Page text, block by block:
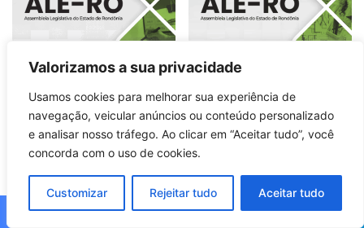
Valorizamos a sua privacidade
Usamos cookies para melhorar sua experiência de
navegação, veicular anúncios ou conteúdo personalizado
e analisar nosso tráfego. Ao clicar em “Aceitar tudo”, você
concorda com o uso de cookies.
Customizar Rejeitar tudo Aceitar tudo
Legislativo: Tradução e
Interpretação de Libras –
ALE RO 2026
Assistente Legislativo e
Técnico em Segurança do
Trabalho ALE RO 2026